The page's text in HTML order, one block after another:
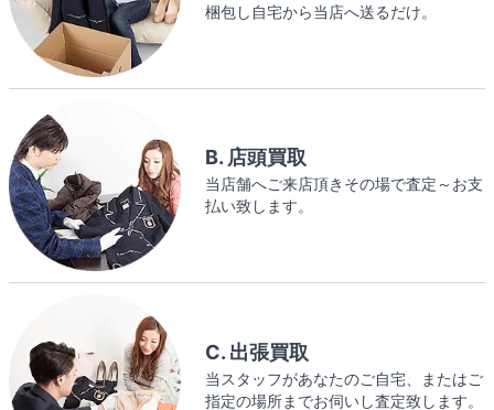
梱包し自宅から当店へ送るだけ。
B. 店頭買取
当店舗へご来店頂きその場で査定～お支
払い致します。
C. 出張買取
当スタッフがあなたのご自宅、またはご
指定の場所までお伺いし査定致します。